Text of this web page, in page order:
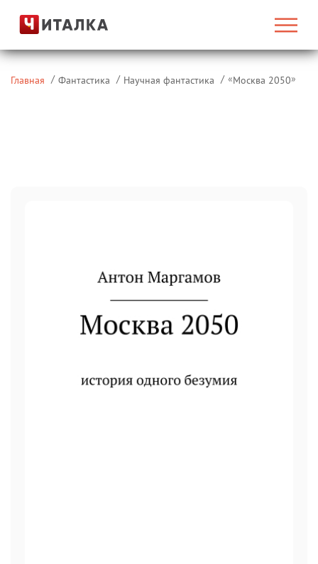
Главная Фантастика Научная фантастика «Москва 2050»